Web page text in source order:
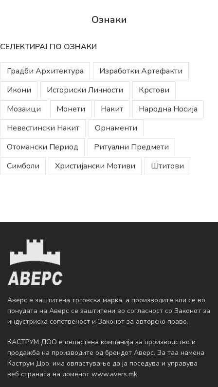
Ознаки
СЕЛЕКТИРАЈ ПО ОЗНАКИ
Градби Архитектура
Изработки Артефакти
Икони
Историски Личности
Крстови
Мозаици
Монети Накит
Народна Носија
Невестински Накит
Орнаменти
Отомански Период
Ритуални Предмети
Симболи
Христијански Мотиви Штитови
Аверс е заштитена трговска марка, а производите кои се во
понудата на Аверс се заштитени во согласност со Законот за
индустриска сопственост и Законот за авторско право.
КАСТРУМ ДОО е овластена компанија за производство и
продажба на производите од брендот Аверс. За таа намена
Каструм Доо, има овластување да ja поседува и управува
веб страната на доменот www.avers.mk